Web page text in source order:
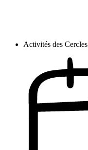
Activités des Cercles